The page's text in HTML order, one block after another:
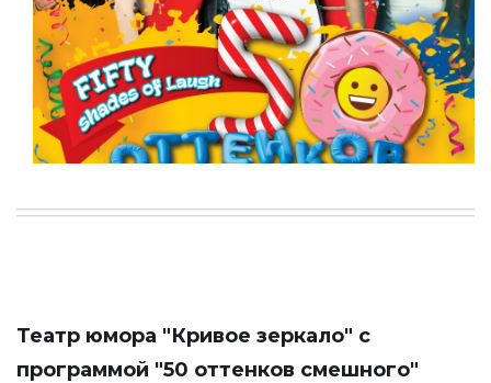
Театр юмора "Кривое зеркало" с
программой "50 оттенков смешного"